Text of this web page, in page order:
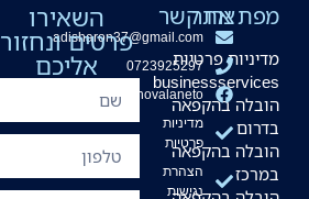
מפת אתר
מדיניות פרטיות
businessservices
הובלה בהקפאה
בדרום
הובלה בהקפאה
במרכז
צרו קשר
adisharon37@gmail.com
0723925297
hovalaneto
מדיניות
פרטיות
הצהרת
נגישות
השאירו
פרטים ונחזור
אליכם